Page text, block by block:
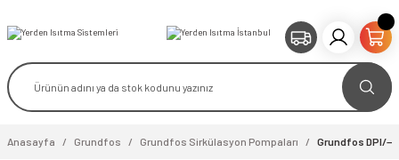
Anasayfa Grundfos Grundfos Sirkülasyon Pompaları Grundfos DPI/--